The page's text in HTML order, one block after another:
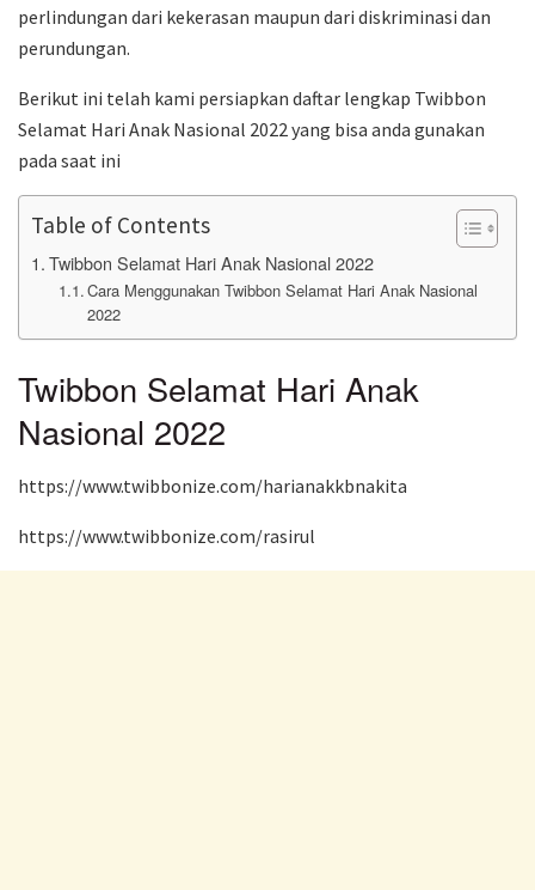
perlindungan dari kekerasan maupun dari diskriminasi dan
perundungan.
Berikut ini telah kami persiapkan daftar lengkap Twibbon
Selamat Hari Anak Nasional 2022 yang bisa anda gunakan
pada saat ini
Table of Contents
Twibbon Selamat Hari Anak Nasional 2022
Cara Menggunakan Twibbon Selamat Hari Anak Nasional
2022
Twibbon Selamat Hari Anak
Nasional 2022
https://www.twibbonize.com/harianakkbnakita
https://www.twibbonize.com/rasirul